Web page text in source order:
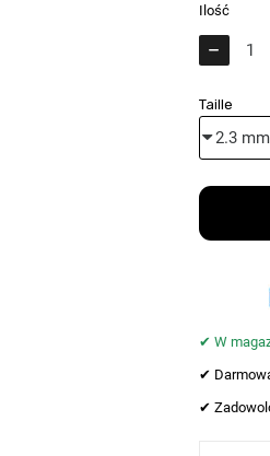
Ilość
Taille
✔︎ W
✔︎
✔︎